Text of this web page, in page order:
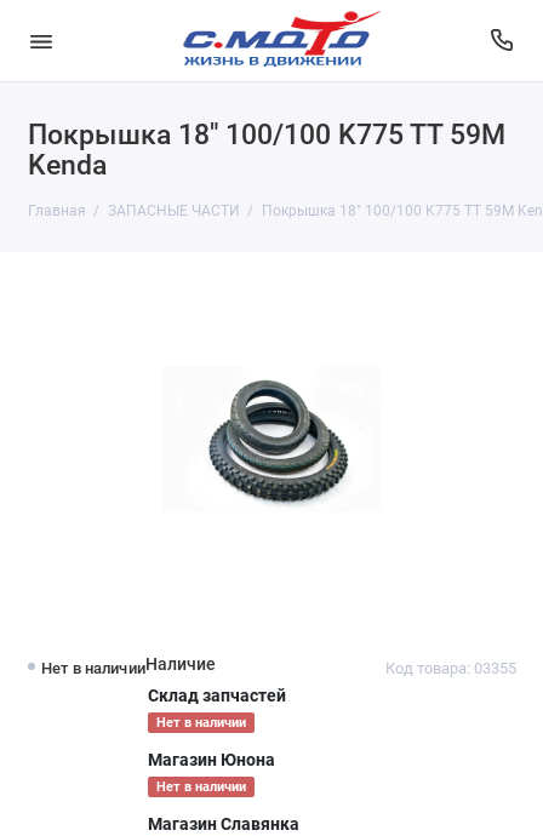
Покрышка 18" 100/100 K775 TT 59М
Kenda
Главная ЗАПАСНЫЕ ЧАСТИ Покрышка 18" 100/100 K775 TT 59М
Нет в наличии Код товара: 03355
Наличие
Склад запчастей
Нет в наличии
Магазин Юнона
Нет в наличии
Магазин Славянка